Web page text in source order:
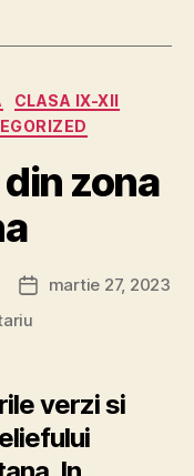
CLASA IX-XII
zona
Datămartie 27, 2023
la
zona
montana
verzi si